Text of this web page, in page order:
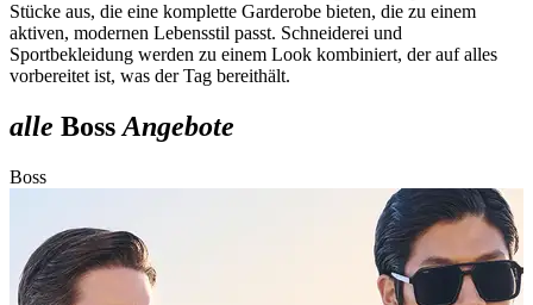
Stücke aus, die eine komplette Garderobe bieten, die zu einem
aktiven, modernen Lebensstil passt. Schneiderei und
Sportbekleidung werden zu einem Look kombiniert, der auf alles
vorbereitet ist, was der Tag bereithält.
alle BossAngebote
Boss